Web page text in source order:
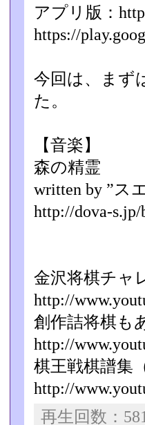
アプリ版：
https://
今回は、まず
た。
【音楽】
森の精霊
written by ”ス
http://dova-
金沢将棋チャ
http://
創作詰将棋も
http://
棋王戦棋譜集
http://
再生回数：